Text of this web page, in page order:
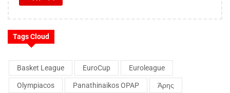
Tags Cloud
Basket League EuroCup Euroleague
Olympiacos Panathinaikos OPAP Άρης